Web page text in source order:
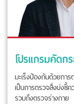
โปรแกรมคัดก
มะเร็งป้องกันด้วยก
เป็นการตรวจสิ่งบ่งชี้ค
รวมถึงตรวจร่างกาย